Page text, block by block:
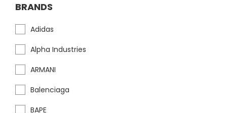
BRANDS
Adidas
Alpha Industries
ARMANI
Balenciaga
BAPE